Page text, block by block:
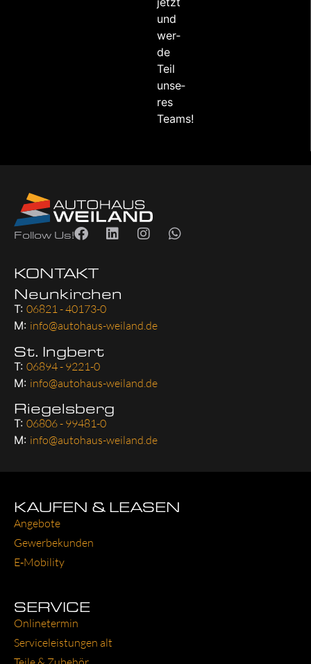
und
wer­
de
Teil
unse­
res
Teams!
Follow Us!
KONTAKT
Neunkirchen
T: 06821 - 40173-0
M: info@autohaus-weiland.de
St. Ingbert
T: 06894 - 9221-0
M: info@autohaus-weiland.de
Riegelsberg
T: 06806 - 99481-0
M: info@autohaus-weiland.de
KAUFEN & LEASEN
Ange­bo­te
Gewer­be­kun­den
E‑Mobility
SERVICE
Online­ter­min
Ser­vice­leis­tun­gen alt